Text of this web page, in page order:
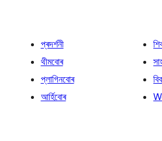
প্ৰদৰ্শনী
থীমবোৰ
প্লাগিনবোৰ
আৰ্হিবোৰ